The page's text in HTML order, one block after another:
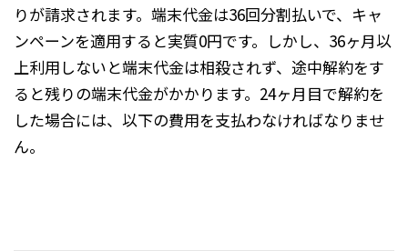
りが請求されます。端末代金は36回分割払いで、キャ
ンペーンを適用すると実質0円です。しかし、36ヶ月以
上利用しないと端末代金は相殺されず、途中解約をす
ると残りの端末代金がかかります。24ヶ月目で解約を
した場合には、以下の費用を支払わなければなりませ
ん。